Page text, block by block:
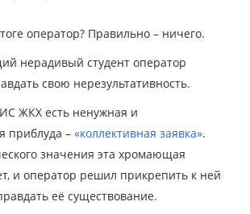
оператор? Правильно – ничего.
нерадивый студент оператор
свою нерезультативность.
ЖКХ есть ненужная и
приблуда – «коллективная заявка».
значения эта хромающая
и оператор решил прикрепить к ней
её существование.